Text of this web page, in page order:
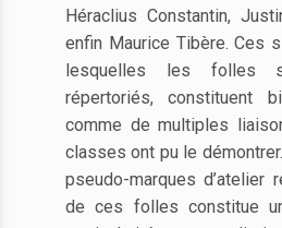
Héraclius Constantin,
enfin Maurice Tibère. Ces
lesquelles les folles
répertoriés, constituent
comme de multiples
classes ont pu le
pseudo-marques d’atelier
de ces folles constitue